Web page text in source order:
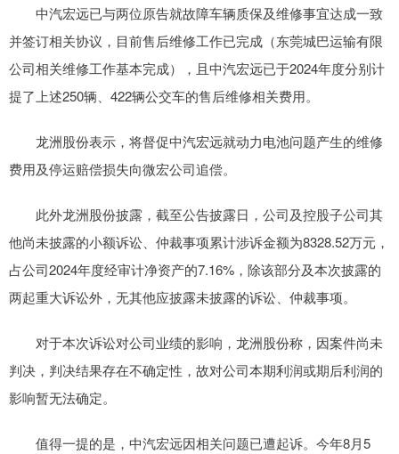
中汽宏远已与两位原告就故障车辆质保及维修事宜达成一致
并签订相关协议，目前售后维修工作已完成（东莞城巴运输有限
公司相关维修工作基本完成），且中汽宏远已于2024年度分别计
提了上述250辆、422辆公交车的售后维修相关费用。
龙洲股份表示，将督促中汽宏远就动力电池问题产生的维修
费用及停运赔偿损失向微宏公司追偿。
此外龙洲股份披露，截至公告披露日，公司及控股子公司其
他尚未披露的小额诉讼、仲裁事项累计涉诉金额为8328.52万元，
占公司2024年度经审计净资产的7.16%，除该部分及本次披露的
两起重大诉讼外，无其他应披露未披露的诉讼、仲裁事项。
对于本次诉讼对公司业绩的影响，龙洲股份称，因案件尚未
判决，判决结果存在不确定性，故对公司本期利润或期后利润的
影响暂无法确定。
值得一提的是，中汽宏远因相关问题已遭起诉。今年8月5